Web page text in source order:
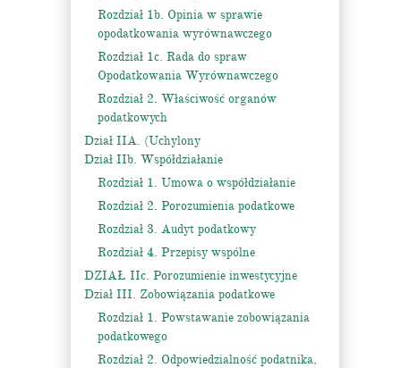
Rozdział 1b. Opinia w sprawie
opodatkowania wyrównawczego
Rozdział 1c. Rada do spraw
Opodatkowania Wyrównawczego
Rozdział 2. Właściwość organów
podatkowych
Dział IIA. (Uchylony
Dział IIb. Współdziałanie
Rozdział 1. Umowa o współdziałanie
Rozdział 2. Porozumienia podatkowe
Rozdział 3. Audyt podatkowy
Rozdział 4. Przepisy wspólne
DZIAŁ IIc. Porozumienie inwestycyjne
Dział III. Zobowiązania podatkowe
Rozdział 1. Powstawanie zobowiązania
podatkowego
Rozdział 2. Odpowiedzialność podatnika,